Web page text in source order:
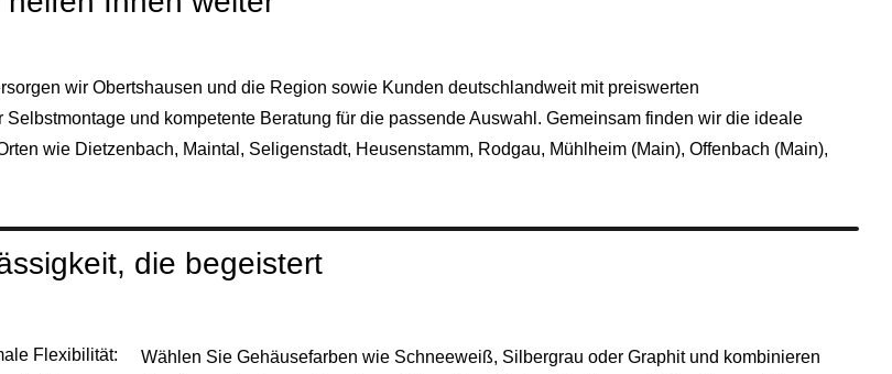
wir Obertshausen und die Region sowie Kunden deutschlandweit mit preiswerten
und kompetente Beratung für die passende Auswahl. Gemeinsam finden wir die ideale
wie Dietzenbach, Maintal, Seligenstadt, Heusenstamm, Rodgau, Mühlheim (Main), Offenbach (Main),
die begeistert
Flexibilität:
Wählen Sie Gehäusefarben wie Schneeweiß, Silbergrau oder Graphit und kombinieren